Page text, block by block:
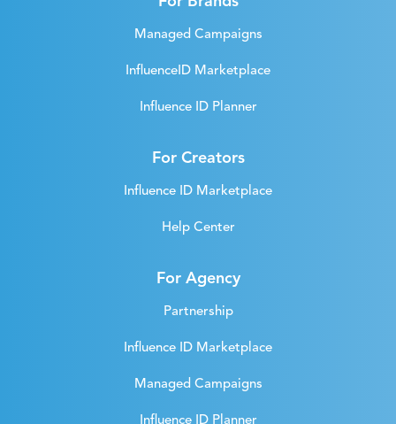
Managed Campaigns
InfluenceID Marketplace
Influence ID Planner
For Creators
Influence ID Marketplace
Help Center
For Agency
Partnership
Influence ID Marketplace
Managed Campaigns
Influence ID Planner